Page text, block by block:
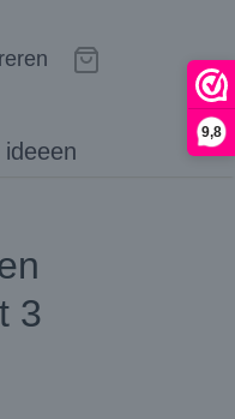
9,8
3